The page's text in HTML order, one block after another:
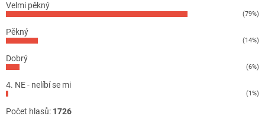
Velmi pěkný
(79%)
Pěkný
(14%)
Dobrý
(6%)
4. NE - nelíbí se mi
(1%)
Počet hlasů: 1726